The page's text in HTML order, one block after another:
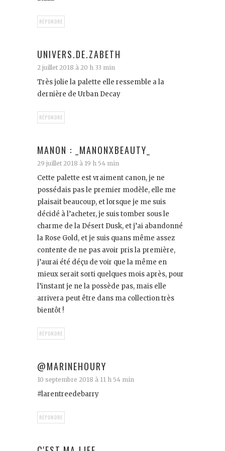
RÉPONDRE
UNIVERS.DE.ZABETH
2 juillet 2018 à 20 h 33 min
Très jolie la palette elle ressemble a la
dernière de Urban Decay
RÉPONDRE
MANON : _MANONXBEAUTY_
29 juillet 2018 à 19 h 54 min
Cette palette est vraiment canon, je ne
possédais pas le premier modèle, elle me
plaisait beaucoup, et lorsque je me suis
décidé à l’acheter, je suis tomber sous le
charme de la Désert Dusk, et j’ai abandonné
la Rose Gold, et je suis quans même assez
contente de ne pas avoir pris la première,
j’aurai été déçu de voir que la même en
mieux serait sorti quelques mois après, pour
l’instant je ne la possède pas, mais elle
arrivera peut être dans ma collection très
bientôt !
RÉPONDRE
@MARINEHOURY
10 septembre 2018 à 11 h 54 min
#larentreedebarry
RÉPONDRE